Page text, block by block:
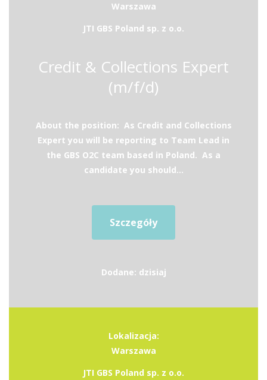
Warszawa
JTI GBS Poland sp. z o.o.
Credit & Collections Expert
(m/f/d)
About the position: As Credit and Collections
Expert you will be reporting to Team Lead in
the GBS O2C team based in Poland. As a
candidate you should...
Szczegóły
Dodane: dzisiaj
Lokalizacja:
Warszawa
JTI GBS Poland sp. z o.o.